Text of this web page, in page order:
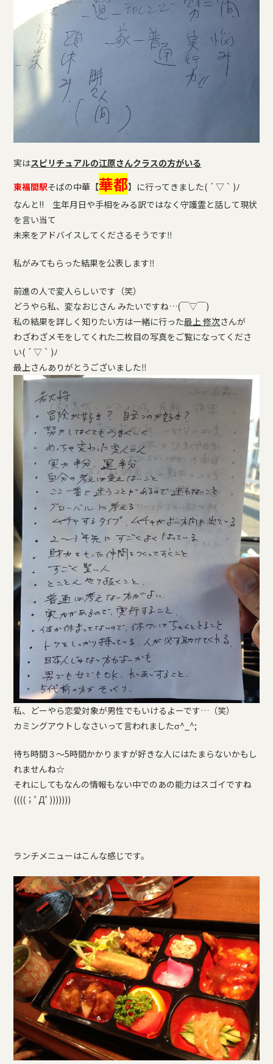
実はスピリチュアルの江原さんクラスの方がいる
東福間駅そばの中華【華都】に行ってきました( ´ ▽ ` )ﾉ
なんと!! 生年月日や手相をみる訳ではなく守護霊と話して現状
を言い当て
未来をアドバイスしてくださるそうです‼
私がみてもらった結果を公表します‼
前進の人で変人らしいです（笑）
どうやら私、変なおじさん みたいですね…(￣▽￣)
私の結果を詳しく知りたい方は一緒に行った最上 修次さんが
わざわざメモをしてくれた二枚目の写真をご覧になってくださ
い( ´ ▽ ` )ﾉ
最上さんありがとうございました‼
私、どーやら恋愛対象が男性でもいけるよーです…（笑）
カミングアウトしなさいって言われましたσ^_^;
待ち時間３〜5時間かかりますが好きな人にはたまらないかもし
れませんね☆
それにしてもなんの情報もない中でのあの能力はスゴイですね
((((；ﾟДﾟ)))))))
ランチメニューはこんな感じです。